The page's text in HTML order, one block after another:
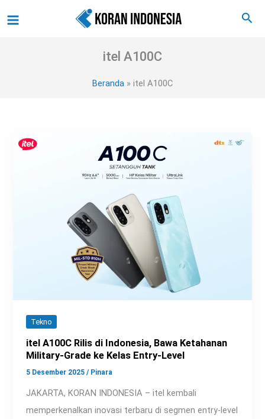
ke
Cari
itel A100C
Beranda itel A100C
Tekno
itel A100C Rilis di Indonesia, Bawa Ketahanan
Military-Grade ke Kelas Entry-Level
5 Desember 2025/ Pinara
JAKARTA, KORAN INDONESIA – itel kembali
memperkenalkan inovasi terbaru di segmen entry-level